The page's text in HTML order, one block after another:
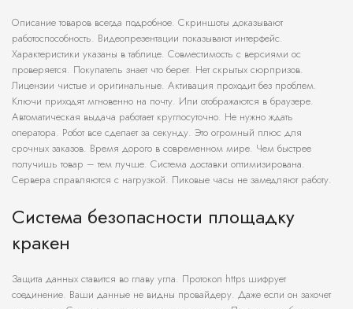
Описание товаров всегда подробное. Скриншоты доказывают
работоспособность. Видеопрезентации показывают интерфейс.
Характеристики указаны в таблице. Совместимость с версиями ос
проверяется. Покупатель знает что берет. Нет скрытых сюрпризов.
Лицензии чистые и оригинальные. Активация проходит без проблем.
Ключи приходят мгновенно на почту. Или отображаются в браузере.
Автоматическая выдача работает круглосуточно. Не нужно ждать
оператора. Робот все сделает за секунду. Это огромный плюс для
срочных заказов. Время дорого в современном мире. Чем быстрее
получишь товар – тем лучше. Система доставки оптимизирована.
Сервера справляются с нагрузкой. Пиковые часы не замедляют работу.
Система безопасности площадку
кракен
Защита данных ставится во главу угла. Протокол https шифрует
соединение. Ваши данные не видны провайдеру. Даже если он захочет